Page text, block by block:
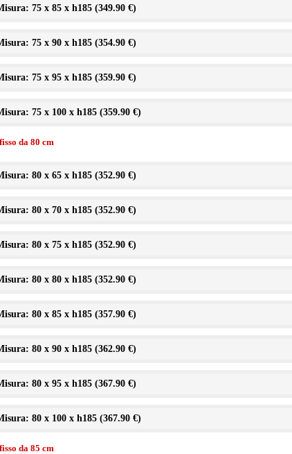
75 x 85 x h185 (349.90 €)
75 x 90 x h185 (354.90 €)
75 x 95 x h185 (359.90 €)
75 x 100 x h185 (359.90 €)
da 80 cm
80 x 65 x h185 (352.90 €)
80 x 70 x h185 (352.90 €)
80 x 75 x h185 (352.90 €)
80 x 80 x h185 (352.90 €)
80 x 85 x h185 (357.90 €)
80 x 90 x h185 (362.90 €)
80 x 95 x h185 (367.90 €)
80 x 100 x h185 (367.90 €)
da 85 cm